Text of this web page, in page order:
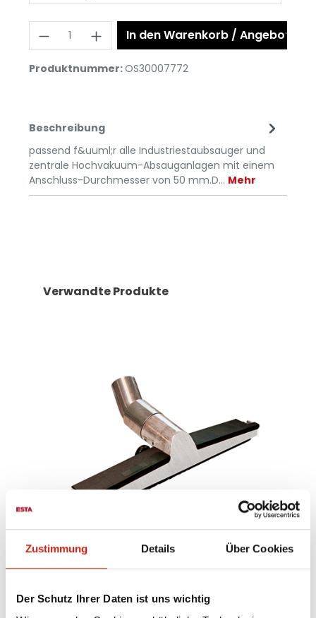
Zustimmung Details Über Cookies
Der Schutz Ihrer Daten ist uns wichtig
In den Warenkorb / Angebot
Produktnummer:OS30007772
Beschreibung
passend f&uuml;r alle Industriestaubsauger und
zentrale Hochvakuum-Absauganlagen mit einem
Anschluss-Durchmesser von 50 mm.D… Mehr
Verwandte Produkte
Bodendüse Ø 50 mm